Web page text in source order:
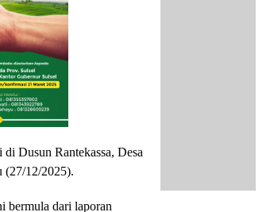
di Dusun Rantekassa, Desa
(27/12/2025).
bermula dari laporan